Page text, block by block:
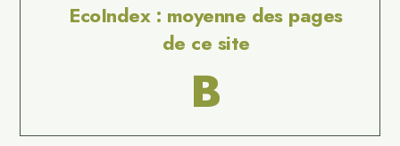
EcoIndex : moyenne des pages
de ce site
B